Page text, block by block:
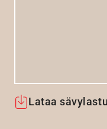
Lataa sävylastu